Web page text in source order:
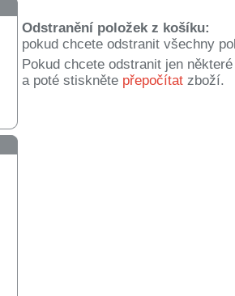
Odstranění položek z košíku:
pokud chcete odstranit všechny
Pokud chcete odstranit jen
a poté stiskněte přepočítat zboží.